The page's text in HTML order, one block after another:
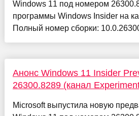
Windows 11 под номером
программы Windows Insider на
Полный номер сборки:
Анонс Windows 11 Insider
26300.8289 (канал
Microsoft выпустила новую